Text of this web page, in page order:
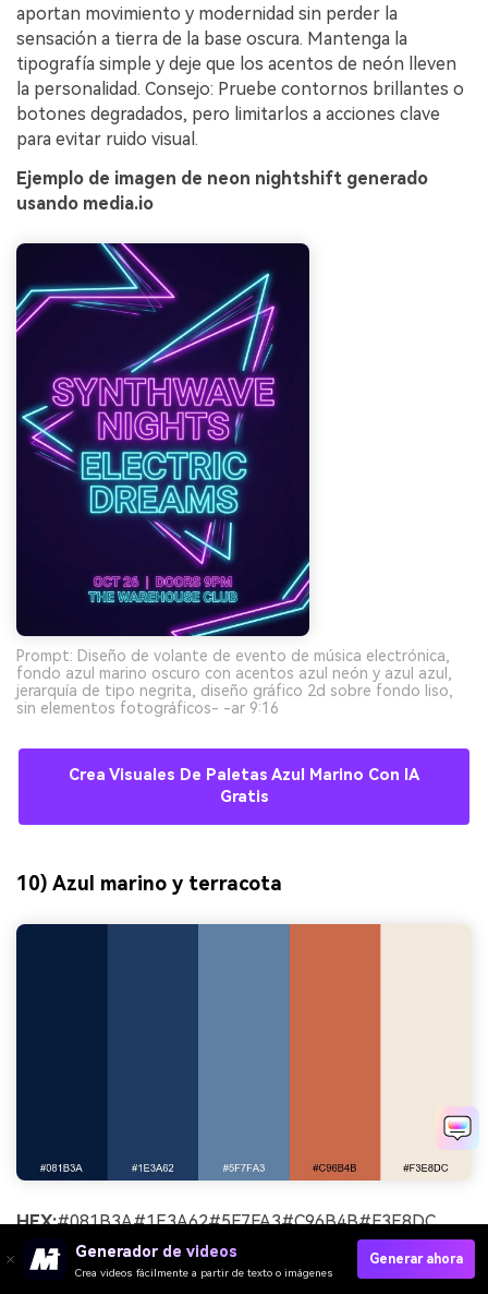
aportan movimiento y modernidad sin perder la
sensación a tierra de la base oscura. Mantenga la
tipografía simple y deje que los acentos de neón lleven
la personalidad. Consejo: Pruebe contornos brillantes o
botones degradados, pero limitarlos a acciones clave
para evitar ruido visual.
Ejemplo de imagen de neon nightshift generado
usando media.io
Prompt: Diseño de volante de evento de música electrónica,
fondo azul marino oscuro con acentos azul neón y azul azul,
jerarquía de tipo negrita, diseño gráfico 2d sobre fondo liso,
sin elementos fotográficos- -ar 9:16
Crea Visuales De Paletas Azul Marino Con IA
Gratis
10) Azul marino y terracota
HEX:#081B3A#1E3A62#5F7FA3#C96B4B#F3E8DC
Ambiente:Terroso, Mediterráneo, Acogedor
Generador de videos
Crea videos fácilmente a partir de texto o imágenes
Generar ahora